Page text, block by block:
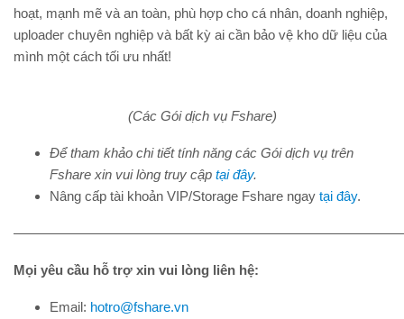
hoạt, mạnh mẽ và an toàn, phù hợp cho cá nhân, doanh nghiệp,
uploader chuyên nghiệp và bất kỳ ai cần bảo vệ kho dữ liệu của
mình một cách tối ưu nhất!
(Các Gói dịch vụ Fshare)
Để tham khảo chi tiết tính năng các Gói dịch vụ trên
Fshare xin vui lòng truy cập tại đây.
Nâng cấp tài khoản VIP/Storage Fshare ngay tại đây.
Mọi yêu cầu hỗ trợ xin vui lòng liên hệ:
Email: hotro@fshare.vn